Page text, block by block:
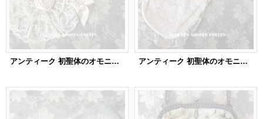
アンティーク 初聖体のオモニエール グレイッシュピンク 薔薇＆レース アンティーク 初聖体のオモニエール ピンクベージュ 花模様のホワイトワーク & 手編みのマリーヌレース